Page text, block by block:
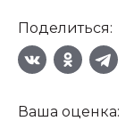
Поделиться:
Ваша оценка: